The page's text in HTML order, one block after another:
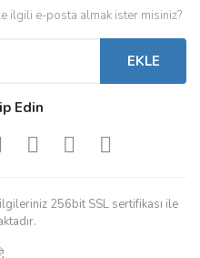
ilgili e-posta almak ister misiniz?
EKLE
Edin
256bit SSL sertifikası ile